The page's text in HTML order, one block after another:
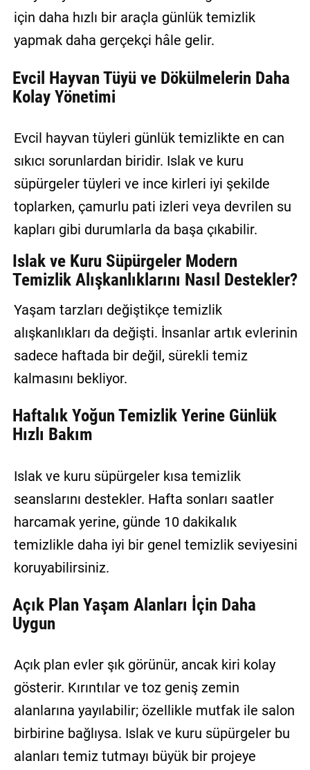
için daha hızlı bir araçla günlük temizlik
yapmak daha gerçekçi hâle gelir.
Evcil Hayvan Tüyü ve Dökülmelerin Daha
Kolay Yönetimi
Evcil hayvan tüyleri günlük temizlikte en can
sıkıcı sorunlardan biridir. Islak ve kuru
süpürgeler tüyleri ve ince kirleri iyi şekilde
toplarken, çamurlu pati izleri veya devrilen su
kapları gibi durumlarla da başa çıkabilir.
Islak ve Kuru Süpürgeler Modern
Temizlik Alışkanlıklarını Nasıl Destekler?
Yaşam tarzları değiştikçe temizlik
alışkanlıkları da değişti. İnsanlar artık evlerinin
sadece haftada bir değil, sürekli temiz
kalmasını bekliyor.
Haftalık Yoğun Temizlik Yerine Günlük
Hızlı Bakım
Islak ve kuru süpürgeler kısa temizlik
seanslarını destekler. Hafta sonları saatler
harcamak yerine, günde 10 dakikalık
temizlikle daha iyi bir genel temizlik seviyesini
koruyabilirsiniz.
Açık Plan Yaşam Alanları İçin Daha
Uygun
Açık plan evler şık görünür, ancak kiri kolay
gösterir. Kırıntılar ve toz geniş zemin
alanlarına yayılabilir; özellikle mutfak ile salon
birbirine bağlıysa. Islak ve kuru süpürgeler bu
alanları temiz tutmayı büyük bir projeye